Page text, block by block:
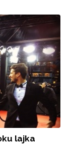
lajka